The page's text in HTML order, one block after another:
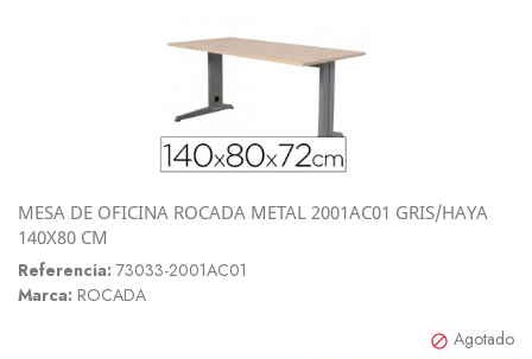
MESA DE OFICINA ROCADA METAL 2001AC01 GRIS/HAYA
140X80 CM
Referencia: 73033-2001AC01
Marca: ROCADA
 Agotado